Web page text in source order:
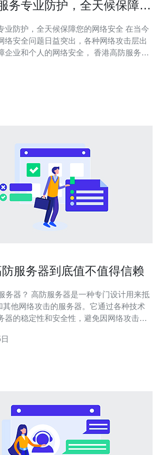
务专业防护，全天候保障您
防护，全天候保障您的网络安全 在当今
络安全问题日益突出，各种网络攻击层出
企业和个人的网络安全， 香港高防服务应
大的网络安全保护。 香港高防服务
服务器到底值不值得信赖
种专门设计用来抵
他网络攻击的服务器。它通过各种技术
器的稳定性和安全性，避免因网络攻击导